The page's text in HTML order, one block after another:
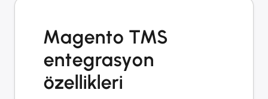
Magento TMS
entegrasyon
özellikleri